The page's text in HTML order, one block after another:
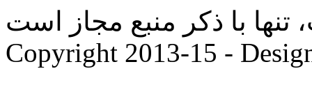
با ذکر منبع مجاز است. |
Copyright 2013-15 -